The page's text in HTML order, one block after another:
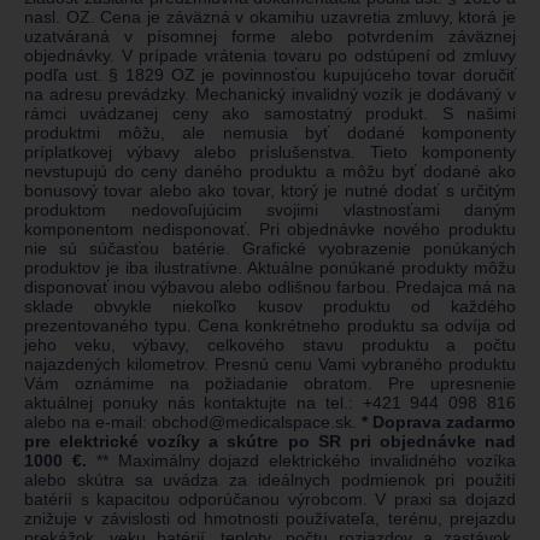
nasl. OZ. Cena je záväzná v okamihu uzavretia zmluvy, ktorá je
uzatváraná v písomnej forme alebo potvrdením záväznej
objednávky. V prípade vrátenia tovaru po odstúpení od zmluvy
podľa ust. § 1829 OZ je povinnosťou kupujúceho tovar doručiť
na adresu prevádzky. Mechanický invalidný vozík je dodávaný v
rámci uvádzanej ceny ako samostatný produkt. S našimi
produktmi môžu, ale nemusia byť dodané komponenty
príplatkovej výbavy alebo príslušenstva. Tieto komponenty
nevstupujú do ceny daného produktu a môžu byť dodané ako
bonusový tovar alebo ako tovar, ktorý je nutné dodať s určitým
produktom nedovoľujúcim svojimi vlastnosťami daným
komponentom nedisponovať. Pri objednávke nového produktu
nie sú súčasťou batérie. Grafické vyobrazenie ponúkaných
produktov je iba ilustratívne. Aktuálne ponúkané produkty môžu
disponovať inou výbavou alebo odlišnou farbou. Predajca má na
sklade obvykle niekoľko kusov produktu od každého
prezentovaného typu. Cena konkrétneho produktu sa odvíja od
jeho veku, výbavy, celkového stavu produktu a počtu
najazdených kilometrov. Presnú cenu Vami vybraného produktu
Vám oznámime na požiadanie obratom. Pre upresnenie
aktuálnej ponuky nás kontaktujte na tel.: +421 944 098 816
alebo na e-mail: obchod@medicalspace.sk
* Doprava zadarmo
pre elektrické vozíky a skútre po SR pri objednávke nad
1000 €. ** Maximálny dojazd elektrického invalidného vozíka
alebo skútra sa uvádza za ideálnych podmienok pri použití
batérií s kapacitou odporúčanou výrobcom. V praxi sa dojazd
znižuje v závislosti od hmotnosti používateľa, terénu, prejazdu